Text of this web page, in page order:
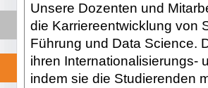
Unsere Dozenten und
die Karriereentwicklung von
Führung und Data Science.
ihren Internationalisierungs-
indem sie die Studierenden